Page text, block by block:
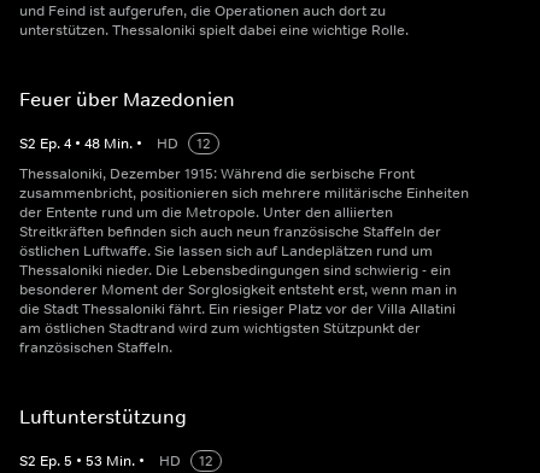
und Feind ist aufgerufen, die Operationen auch dort zu
unterstützen. Thessaloniki spielt dabei eine wichtige Rolle.
Feuer über Mazedonien
S2 Ep.4 • 48 Min. • HD
12
Thessaloniki, Dezember 1915: Während die serbische Front
zusammenbricht, positionieren sich mehrere militärische Einheiten
der Entente rund um die Metropole. Unter den alliierten
Streitkräften befinden sich auch neun französische Staffeln der
östlichen Luftwaffe. Sie lassen sich auf Landeplätzen rund um
Thessaloniki nieder. Die Lebensbedingungen sind schwierig - ein
besonderer Moment der Sorglosigkeit entsteht erst, wenn man in
die Stadt Thessaloniki fährt. Ein riesiger Platz vor der Villa Allatini
am östlichen Stadtrand wird zum wichtigsten Stützpunkt der
französischen Staffeln.
Luftunterstützung
S2 Ep.5 • 53 Min. • HD
12